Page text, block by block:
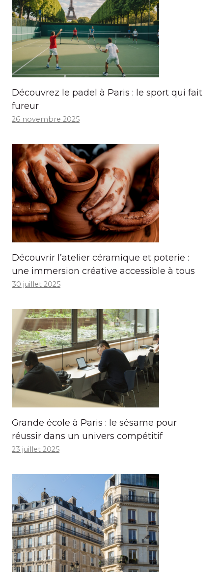
Découvrez le padel à Paris : le sport qui fait
fureur
26 novembre 2025
Découvrir l’atelier céramique et poterie :
une immersion créative accessible à tous
30 juillet 2025
Grande école à Paris : le sésame pour
réussir dans un univers compétitif
23 juillet 2025